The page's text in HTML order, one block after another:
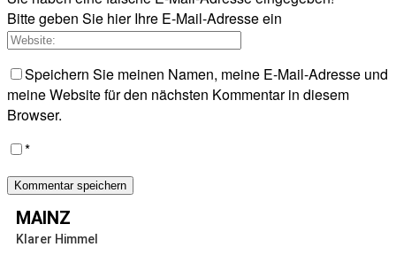
Bitte geben Sie hier Ihre E-Mail-Adresse ein
Speichern Sie meinen Namen, meine E-Mail-Adresse und
meine Website für den nächsten Kommentar in diesem
Browser.
*
MAINZ
Klarer Himmel